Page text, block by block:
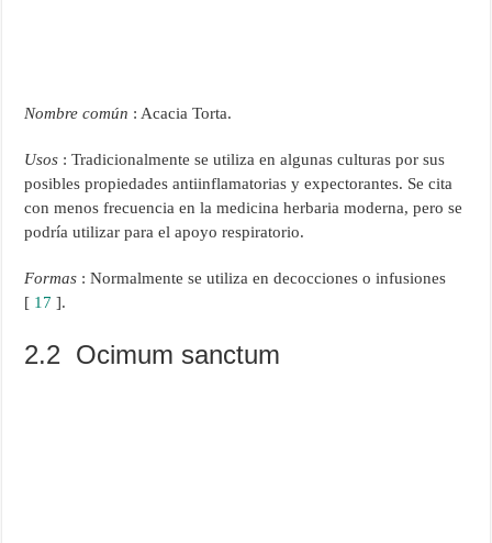
Nombre común : Acacia Torta.
Usos : Tradicionalmente se utiliza en algunas culturas por sus
posibles propiedades antiinflamatorias y expectorantes. Se cita
con menos frecuencia en la medicina herbaria moderna, pero se
podría utilizar para el apoyo respiratorio.
Formas : Normalmente se utiliza en decocciones o infusiones
[ 17 ].
2.2 Ocimum sanctum